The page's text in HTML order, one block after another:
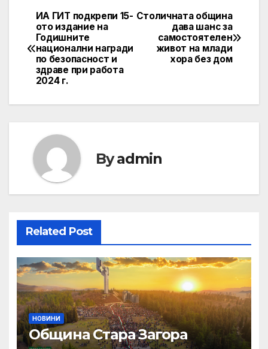
Post
navigation
Столичната община
дава шанс за
самостоятелен
живот на млади
хора без дом
ИА ГИТ подкрепи 15-
ото издание на
Годишните
национални награди
по безопасност и
здраве при работа
2024 г.
Byadmin
Related Post
НОВИНИ
Община Стара Загора